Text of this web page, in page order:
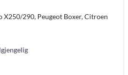
X250/290, Peugeot Boxer, Citroen